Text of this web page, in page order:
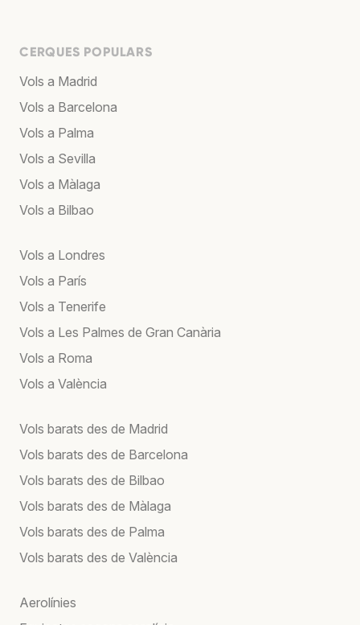
CERQUES POPULARS
Vols a Madrid
Vols a Barcelona
Vols a Palma
Vols a Sevilla
Vols a Màlaga
Vols a Bilbao
Vols a Londres
Vols a París
Vols a Tenerife
Vols a Les Palmes de Gran Canària
Vols a Roma
Vols a València
Vols barats des de Madrid
Vols barats des de Barcelona
Vols barats des de Bilbao
Vols barats des de Màlaga
Vols barats des de Palma
Vols barats des de València
Aerolínies